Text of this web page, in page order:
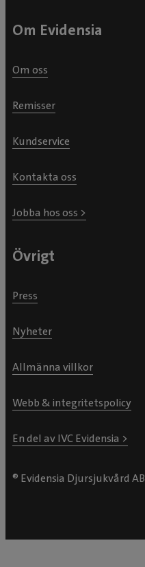
Om Evidensia
Om oss
Remisser
Kundservice
Kontakta oss
Jobba hos oss >
Övrigt
Press
Nyheter
Allmänna villkor
Webb & integritetspolicy
En del av IVC Evidensia >
® Evidensia Djursjukvård AB